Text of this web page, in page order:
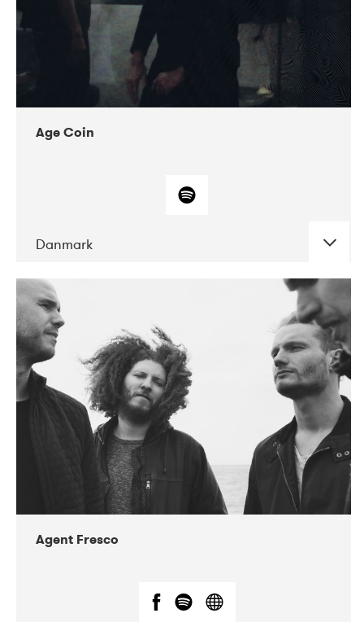
Age Coin
Danmark
DATE CONCERTS
10-2017 ALICE
Agent Fresco